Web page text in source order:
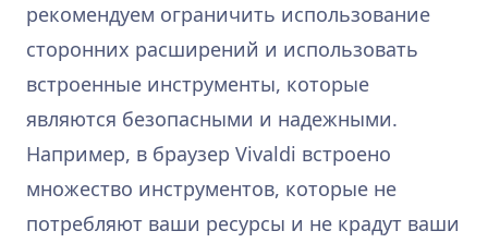
рекомендуем ограничить использование
сторонних расширений и использовать
встроенные инструменты, которые
являются безопасными и надежными.
Например, в браузер Vivaldi встроено
множество инструментов, которые не
потребляют ваши ресурсы и не крадут ваши